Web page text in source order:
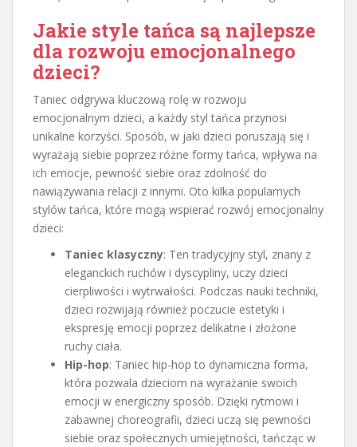
Jakie style tańca są najlepsze
dla rozwoju emocjonalnego
dzieci?
Taniec odgrywa kluczową rolę w rozwoju
emocjonalnym dzieci, a każdy styl tańca przynosi
unikalne korzyści. Sposób, w jaki dzieci poruszają się i
wyrażają siebie poprzez różne formy tańca, wpływa na
ich emocje, pewność siebie oraz zdolność do
nawiązywania relacji z innymi. Oto kilka popularnych
stylów tańca, które mogą wspierać rozwój emocjonalny
dzieci:
Taniec klasyczny: Ten tradycyjny styl, znany z
eleganckich ruchów i dyscypliny, uczy dzieci
cierpliwości i wytrwałości. Podczas nauki techniki,
dzieci rozwijają również poczucie estetyki i
ekspresję emocji poprzez delikatne i złożone
ruchy ciała.
Hip-hop: Taniec hip-hop to dynamiczna forma,
która pozwala dzieciom na wyrażanie swoich
emocji w energiczny sposób. Dzięki rytmowi i
zabawnej choreografii, dzieci uczą się pewności
siebie oraz społecznych umiejętności, tańcząc w